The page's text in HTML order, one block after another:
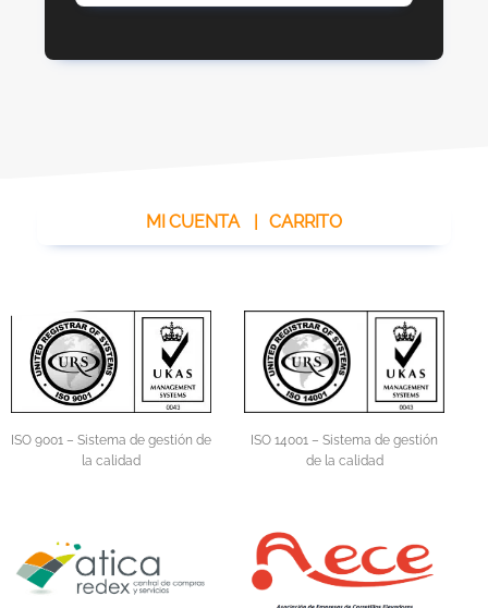
MI CUENTA CARRITO
ISO 9001 – Sistema de gestión de
la calidad
ISO 14001 – Sistema de gestión
de la calidad